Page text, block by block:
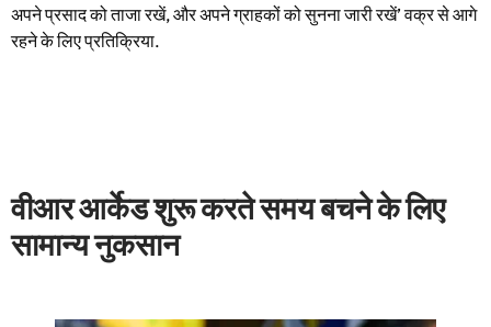
अपने प्रसाद को ताजा रखें, और अपने ग्राहकों को सुनना जारी रखें’ वक्र से आगे
रहने के लिए प्रतिक्रिया.
वीआर आर्केड शुरू करते समय बचने के लिए
सामान्य नुकसान